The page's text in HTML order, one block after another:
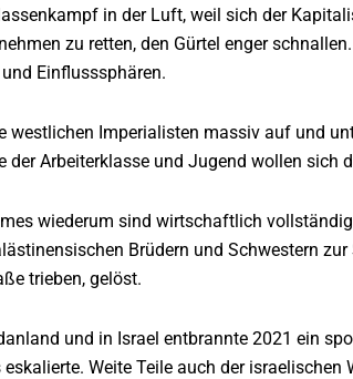
in der Luft, weil sich der
zu retten, den Gürtel enger
Einflusssphären.
westlichen Imperialisten massiv auf und
der Arbeiterklasse und Jugend wollen sich
wiederum sind wirtschaftlich
Brüdern und Schwestern
trieben, gelöst.
und in Israel entbrannte 2021 ein
Weite Teile auch der